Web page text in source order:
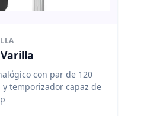
con par de 120
temporizador capaz de